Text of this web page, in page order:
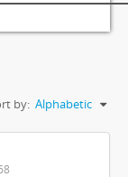
by: Alphabetic